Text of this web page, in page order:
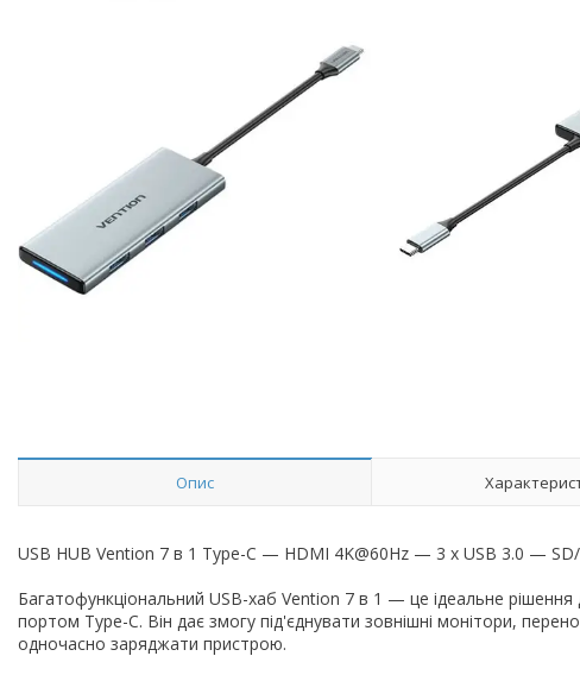
Опис
USB HUB Vention 7 в 1 Type-C — HDMI 4K@60Hz — 3 x USB 3.0 —
Багатофункціональний USB-хаб Vention 7 в 1 — це ідеальне
портом Type-C. Він дає змогу під'єднувати зовнішні монітори,
одночасно заряджати пристрою.